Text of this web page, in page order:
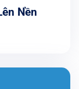
Nền